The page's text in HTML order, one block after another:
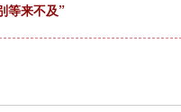
等来不及”